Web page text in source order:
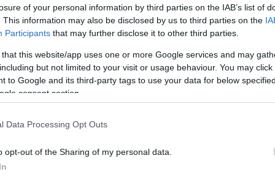
of your personal information by third parties on the IAB’s list of
This information may also be disclosed by us to third parties on the
Participants that may further disclose it to other third parties.
that this website/app uses one or more Google services and may
but not limited to your visit or usage behaviour. You may
to Google and its third-party tags to use your data for below
consent section.
Data Processing Opt Outs
opt-out of the Sharing of my personal data.
χρωστικές και πρόσθετα χρωμάτων, τα οποία
σας δεν χρησιμοποιήσετε τα συνηθισμένα σας
μακιγιάζ στην εσωτερική γραμμή των βλεφάρων. Η
σας. Τα πλαστικά σωματίδια και οι χρωστικές στα
ελέγχους της ΕΕ), αλλά υπάρχει κίνδυνος